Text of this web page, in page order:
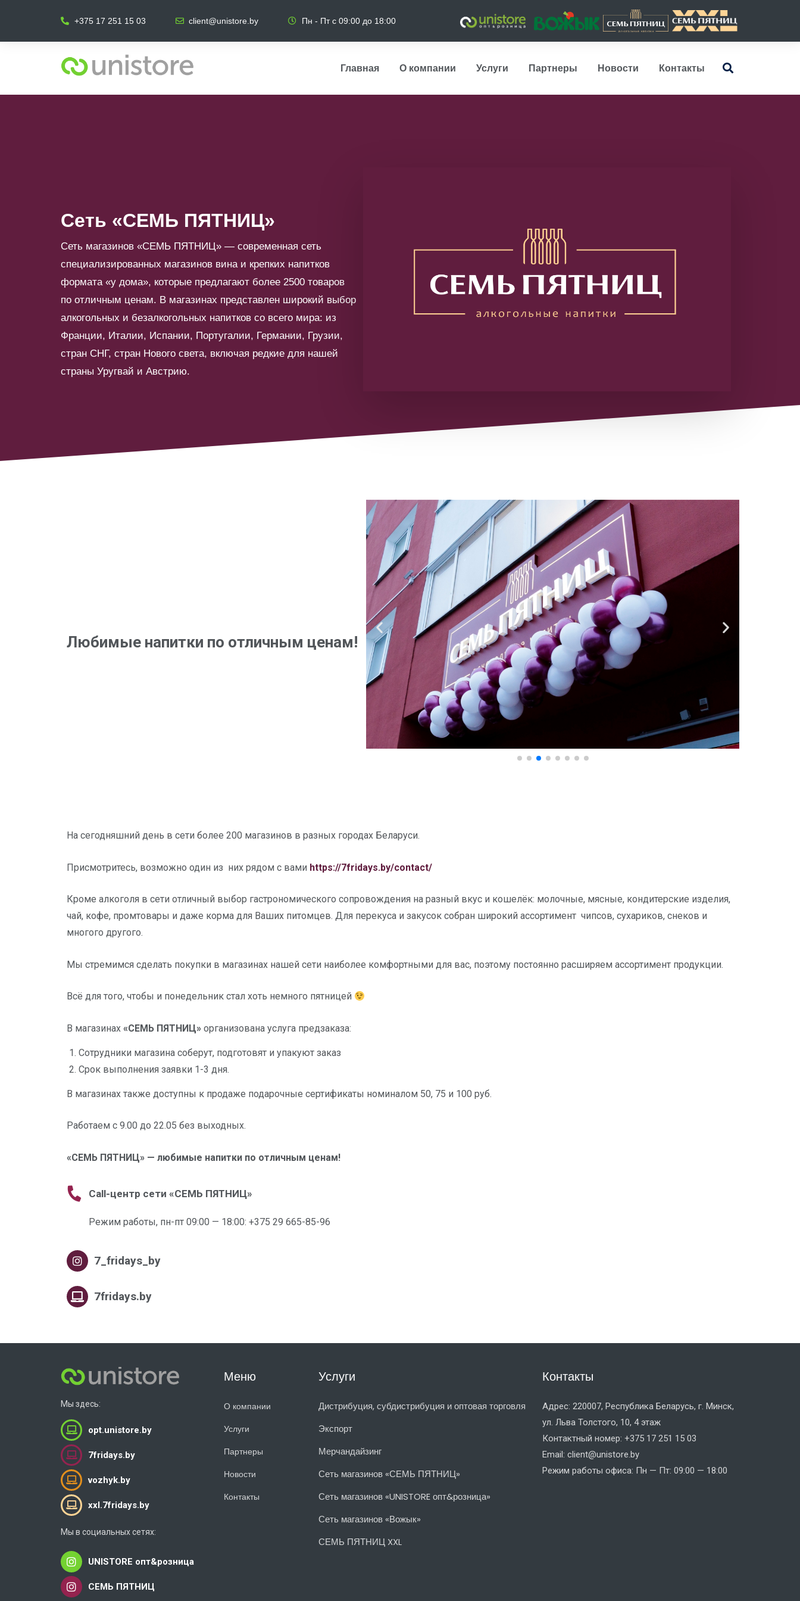
+375 17 251 15 03 client@unistore.by Пн - Пт с 09:00 до 18:00
Главная О компании Услуги Партнеры Новости Контакты
Сеть «СЕМЬ ПЯТНИЦ»
Сеть магазинов «СЕМЬ ПЯТНИЦ» — современная сеть
специализированных магазинов вина и крепких напитков
формата «у дома», которые предлагают более 2500 товаров
по отличным ценам. В магазинах представлен широкий выбор
алкогольных и безалкогольных напитков со всего мира: из
Франции, Италии, Испании, Португалии, Германии, Грузии,
стран СНГ, стран Нового света, включая редкие для нашей
страны Уругвай и Австрию.
Любимые напитки по отличным ценам!
На сегодняшний день в сети более 200 магазинов в разных городах Беларуси.
Присмотритесь, возможно один из них рядом с вами https://7fridays.by/contact/
Кроме алкоголя в сети отличный выбор гастрономического сопровождения на разный вкус и кошелёк: молочные, мясные, кондитерские изделия,
чай, кофе, промтовары и даже корма для Ваших питомцев. Для перекуса и закусок собран широкий ассортимент чипсов, сухариков, снеков и
многого другого.
Мы стремимся сделать покупки в магазинах нашей сети наиболее комфортными для вас, поэтому постоянно расширяем ассортимент продукции.
Всё для того, чтобы и понедельник стал хоть немного пятницей
В магазинах «СЕМЬ ПЯТНИЦ» организована услуга предзаказа:
Сотрудники магазина соберут, подготовят и упакуют заказ
Срок выполнения заявки 1-3 дня.
В магазинах также доступны к продаже подарочные сертификаты номиналом 50, 75 и 100 руб.
Работаем с 9.00 до 22.05 без выходных.
«СЕМЬ ПЯТНИЦ» — любимые напитки по отличным ценам!
Call-центр сети «СЕМЬ ПЯТНИЦ»
Режим работы, пн-пт 09:00 — 18:00: +375 29 665-85-96
7_fridays_by
7fridays.by
Мы здесь:
opt.unistore.by
7fridays.by
vozhyk.by
xxl.7fridays.by
Мы в социальных сетях:
UNISTORE опт&розница
СЕМЬ ПЯТНИЦ
Меню
О компании
Услуги
Партнеры
Новости
Контакты
Услуги
Дистрибуция, субдистрибуция и оптовая торговля
Экспорт
Мерчандайзинг
Сеть магазинов «СЕМЬ ПЯТНИЦ»
Сеть магазинов «UNISTORE опт&розница»
Сеть магазинов «Вожык»
СЕМЬ ПЯТНИЦ XXL
Контакты
Адрес: 220007, Республика Беларусь, г. Минск,
ул. Льва Толстого, 10, 4 этаж
Контактный номер: +375 17 251 15 03
Email: client@unistore.by
Режим работы офиса: Пн — Пт: 09:00 — 18:00